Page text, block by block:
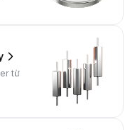
từ